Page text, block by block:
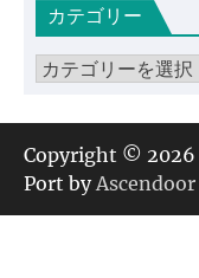
イカテゴリー
カ
ゴ
リ
ー
Copyright © 2026
Port byAscendoor